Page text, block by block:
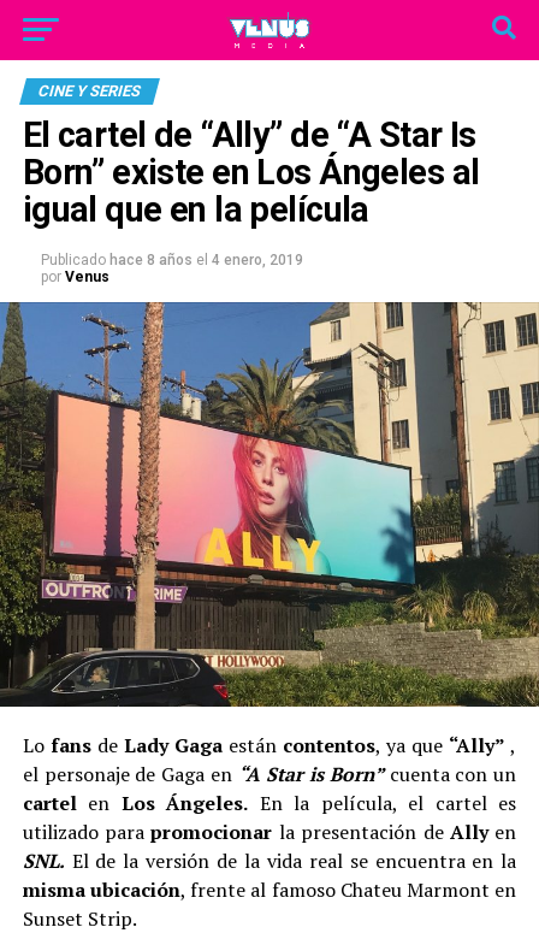
CINE Y SERIES
El cartel de “Ally” de “A Star Is
Born” existe en Los Ángeles al
igual que en la película
Publicado hace 8 años el 4 enero, 2019
por Venus
Lo fansde Lady Gagaestán contentos, ya que “Ally” ,
el personaje de Gaga en “A Star is Born”cuenta con un
cartelen Los Ángeles. En la película, el cartel es
utilizado parapromocionar la presentación de Allyen
SNL. El de la versión de la vida real se encuentra en la
misma ubicación, frente al famoso Chateu Marmont en
Sunset Strip.